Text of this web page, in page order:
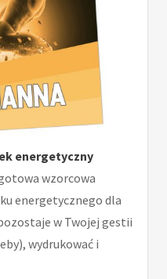
energetyczny
wzorcowa
energetycznego dla
w Twojej gestii
wydrukować i